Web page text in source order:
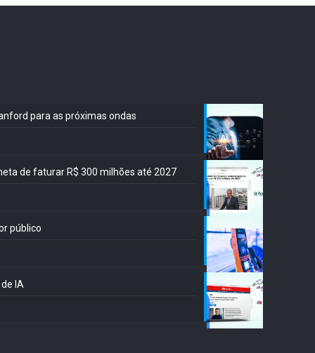
para as próximas ondas
de faturar R$ 300 milhões até 2027
público
IA